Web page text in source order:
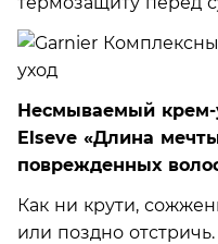
Несмываемый
Elseve «Длина
поврежденных
Как ни крути,
или поздно